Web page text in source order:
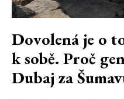
Dovolená je o
k sobě. Proč
Dubaj za